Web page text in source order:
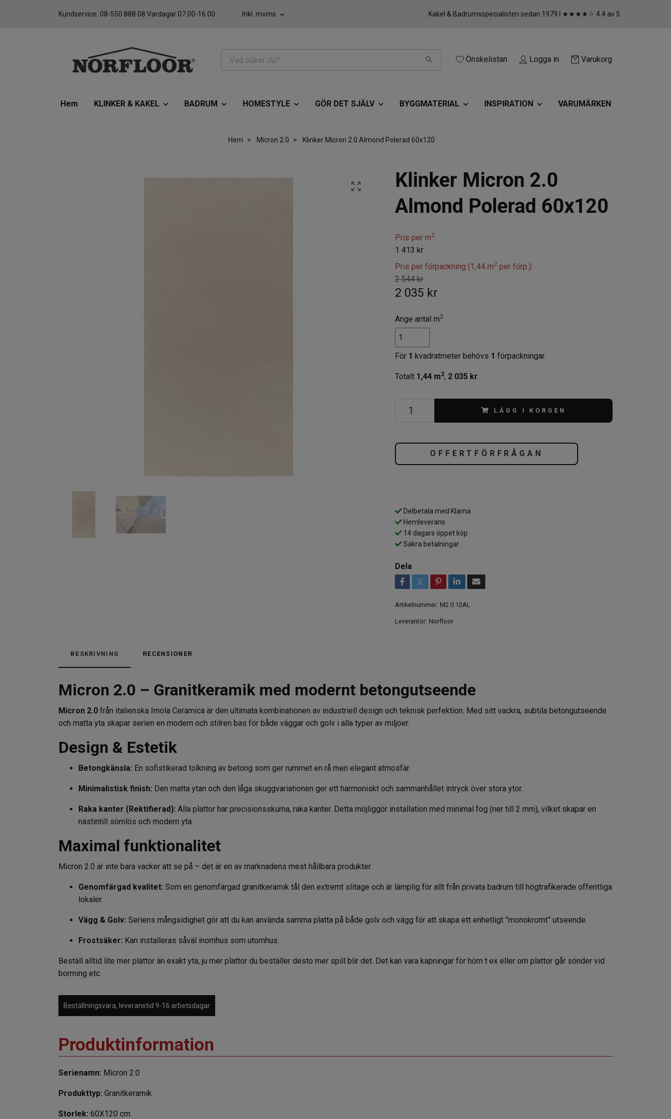
Kundservice: 08-550 888 08 Vardagar 07.00-16.00 Inkl. moms Kakel & Badrumsspecialisten sedan 1979 I ★★★★☆ 4.4 av 5
Önskelistan Logga in Varukorg
Hem KLINKER & KAKEL BADRUM HOMESTYLE GÖR DET SJÄLV BYGGMATERIAL INSPIRATION VARUMÄRKEN
Hem Micron 2.0 Klinker Micron 2.0 Almond Polerad 60x120
Klinker Micron 2.0
Almond Polerad 60x120
Pris per m2:
1 413 kr
Pris per förpackning (1,44 m2per förp.):
2 544 kr
2 035 kr
Ange antal m2
För 1 kvadratmeter behövs 1 förpackningar.
Totalt 1,44m2, 2 035 kr.
LÄGG I KORGEN
OFFERTFÖRFRÅGAN
Delbetala med Klarna
Hemleverans
14 dagars öppet köp
Säkra betalningar
Dela
Artikelnummer: M2.0 12AL
Leverantör: Norfloor
BESKRIVNING RECENSIONER
Micron 2.0 – Granitkeramik med modernt betongutseende
Micron 2.0 från italienska Imola Ceramica är den ultimata kombinationen av industriell design och teknisk perfektion. Med sitt vackra, subtila betongutseende
och matta yta skapar serien en modern och stilren bas för både väggar och golv i alla typer av miljöer.
Design & Estetik
Betongkänsla: En sofistikerad tolkning av betong som ger rummet en rå men elegant atmosfär.
Minimalistisk finish: Den matta ytan och den låga skuggvariationen ger ett harmoniskt och sammanhållet intryck över stora ytor.
Raka kanter (Rektifierad): Alla plattor har precisionsskurna, raka kanter. Detta möjliggör installation med minimal fog (ner till 2 mm), vilket skapar en
nästintill sömlös och modern yta.
Maximal funktionalitet
Micron 2.0 är inte bara vacker att se på – det är en av marknadens mest hållbara produkter.
Genomfärgad kvalitet: Som en genomfärgad granitkeramik tål den extremt slitage och är lämplig för allt från privata badrum till högtrafikerade offentliga
lokaler.
Vägg & Golv: Seriens mångsidighet gör att du kan använda samma platta på både golv och vägg för att skapa ett enhetligt ”monokromt” utseende.
Frostsäker: Kan installeras såväl inomhus som utomhus.
Beställ alltid lite mer plattor än exakt yta, ju mer plattor du beställer desto mer spill blir det. Det kan vara kapningar för hörn t ex eller om plattor går sönder vid
borrning etc.
Beställningsvara, leveranstid 9-16 arbetsdagar
Produktinformation
Serienamn: Micron 2.0
Produkttyp: Granitkeramik
Storlek: 60X120 cm